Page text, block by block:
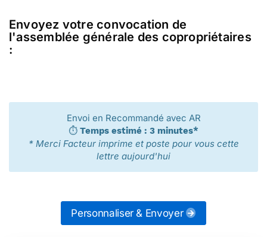
Envoyez votre convocation de
l'assemblée générale des copropriétaires
:
Envoi en Recommandé avec AR
⏱️ Temps estimé : 3 minutes*
* Merci Facteur imprime et poste pour vous cette
lettre aujourd'hui
Personnaliser & Envoyer